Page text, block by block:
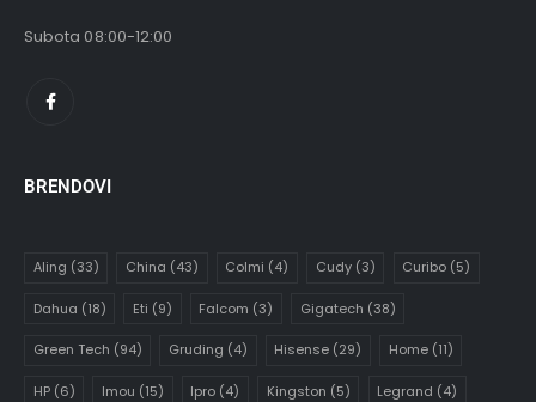
Subota 08:00-12:00
BRENDOVI
Aling (33) China (43) Colmi (4) Cudy(3) Curibo (5)
Dahua (18) Eti (9) Falcom (3) Gigatech (38)
Green Tech (94) Gruding (4) Hisense (29) Home(11)
HP(6) Imou (15) Ipro (4) Kingston (5) Legrand (4)